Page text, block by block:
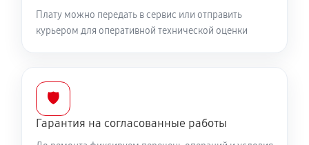
Плату можно передать в сервис или отправить
курьером для оперативной технической оценки
🛡️
Гарантия на согласованные работы